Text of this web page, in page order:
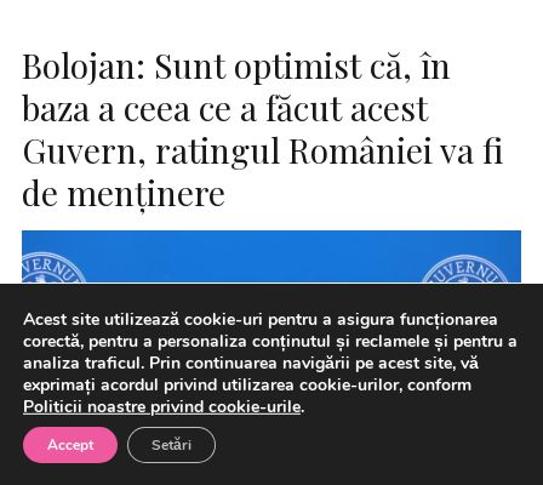
Bolojan: Sunt optimist că, în
baza a ceea ce a făcut acest
Guvern, ratingul României va fi
de menţinere
Acest site utilizează cookie-uri pentru a asigura funcționarea
corectă, pentru a personaliza conținutul și reclamele și pentru a
analiza traficul. Prin continuarea navigării pe acest site, vă
exprimați acordul privind utilizarea cookie-urilor, conform
Politicii noastre privind cookie-urile.
Accept Setări